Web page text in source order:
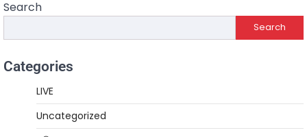
Search
Search
Categories
LIVE
Uncategorized